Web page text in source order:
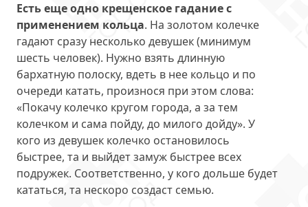
Есть еще одно крещенское гадание с
применением кольца. На золотом колечке
гадают сразу несколько девушек (минимум
шесть человек). Нужно взять длинную
бархатную полоску, вдеть в нее кольцо и по
очереди катать, произнося при этом слова:
«Покачу колечко кругом города, а за тем
колечком и сама пойду, до милого дойду». У
кого из девушек колечко остановилось
быстрее, та и выйдет замуж быстрее всех
подружек. Соответственно, у кого дольше будет
кататься, та нескоро создаст семью.